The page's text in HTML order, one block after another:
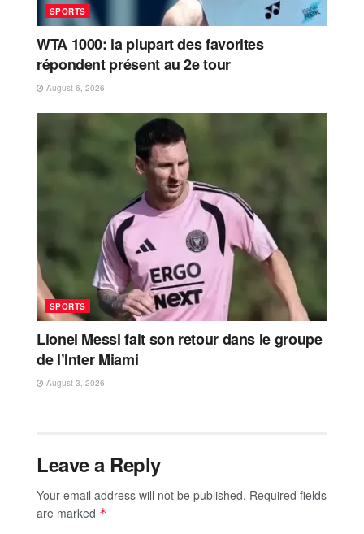
SPORTS
WTA 1000: la plupart des favorites
répondent présent au 2e tour
August 6, 2026
SPORTS
Lionel Messi fait son retour dans le groupe
de l’Inter Miami
August 3, 2026
Leave a Reply
Your email address will not be published. Required fields
are marked *